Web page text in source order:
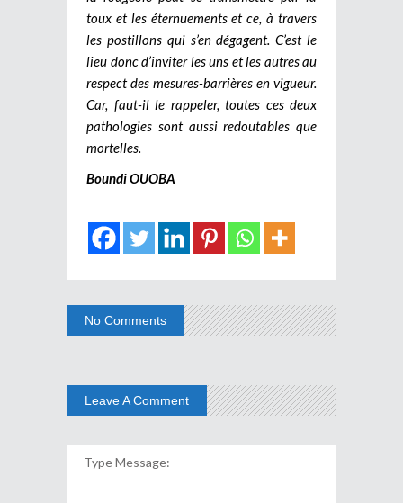
toux et les éternuements et ce, à travers
les postillons qui s’en dégagent. C’est le
lieu donc d’inviter les uns et les autres au
respect des mesures-barrières en vigueur.
Car, faut-il le rappeler, toutes ces deux
pathologies sont aussi redoutables que
mortelles.
Boundi OUOBA
No Comments
Leave A Comment